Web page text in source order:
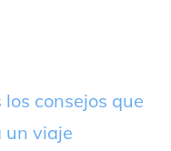
consejos que
viaje